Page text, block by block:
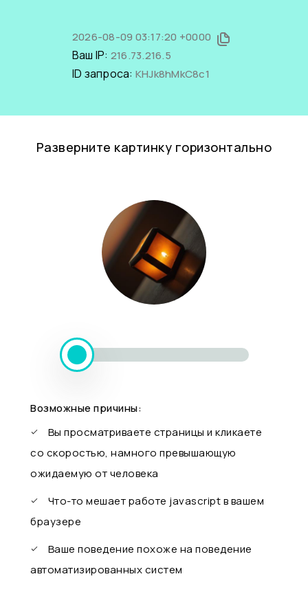
2026-08-09 03:17:20 +0000
Ваш IP: 216.73.216.5
ID запроса: KHJk8hMkC8c1
Разверните картинку горизонтально
Возможные причины:
Вы просматриваете страницы и кликаете
со скоростью, намного превышающую
ожидаемую от человека
Что-то мешает работе javascript в вашем
браузере
Ваше поведение похоже на поведение
автоматизированных систем